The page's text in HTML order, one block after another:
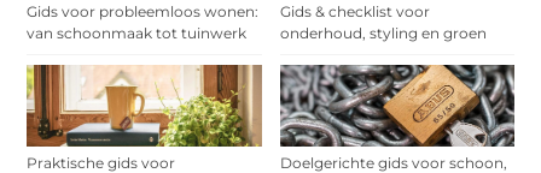
Gids voor probleemloos wonen:
van schoonmaak tot tuinwerk
Gids & checklist voor
onderhoud, styling en groen
Praktische gids voor
Doelgerichte gids voor schoon,